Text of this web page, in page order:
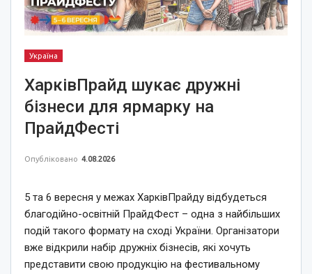
Україна
ХарківПрайд шукає дружні
бізнеси для ярмарку на
ПрайдФесті
Опубліковано 4.08.2026
5 та 6 вересня у межах ХарківПрайду відбудеться
благодійно-освітній ПрайдФест – одна з найбільших
подій такого формату на сході України. Організатори
вже відкрили набір дружніх бізнесів, які хочуть
представити свою продукцію на фестивальному